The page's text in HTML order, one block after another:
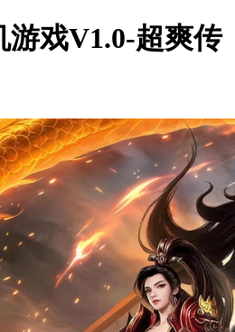
游戏V1.0-超爽传